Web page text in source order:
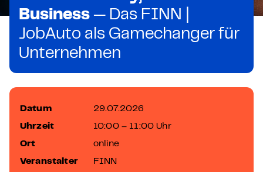
Business — Das FINN |
JobAuto als Gamechanger für
Unternehmen
Datum 29.07.2026
Uhrzeit 10:00 – 11:00 Uhr
Ort online
Veranstalter FINN